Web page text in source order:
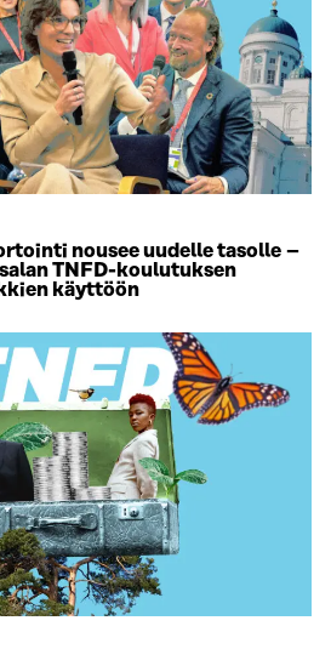
nousee uudelle tasolle –
TNFD-koulutuksen
käyttöön